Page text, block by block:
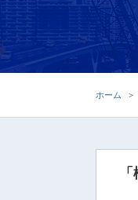
ホーム